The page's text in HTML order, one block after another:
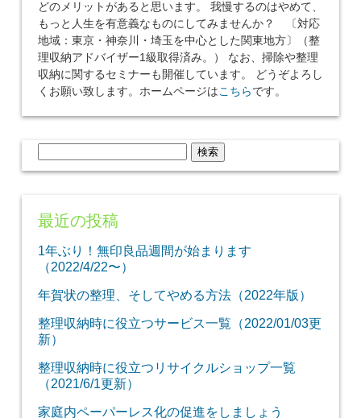
どのメリットがあると思います。 我慢するのはやめて、
もっと人生を有意義なものにしてみませんか？ 〔対応
地域：東京・神奈川・埼玉を中心とした関東地方〕（整
理収納アドバイザー1級取得済み。） なお、掃除や整理
収納に関するセミナーも開催しています。 どうぞよろし
くお願い致します。ホームページはこちら です。
索:
最近の投稿
1年ぶり！無印良品週間が始まります
（2022/4/22〜）
年賀状の整理、そしてやめる方法（2022年版）
整理収納時に役立つサービス一覧（2022/01/03更
新）
整理収納時に役立つリサイクルショップ一覧
（2021/6/1更新）
家庭内ペーパーレス化の促進をしましょう